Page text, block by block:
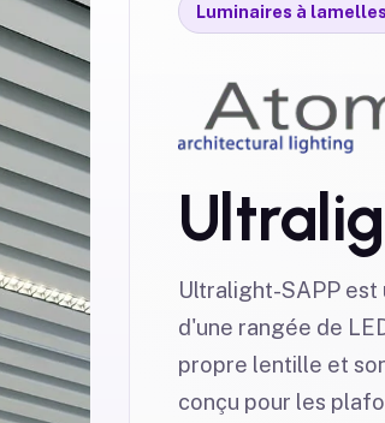
Luminaires à lamelles
Ultralight-SAPP est
d'une rangée de
propre lentille et
conçu pour les